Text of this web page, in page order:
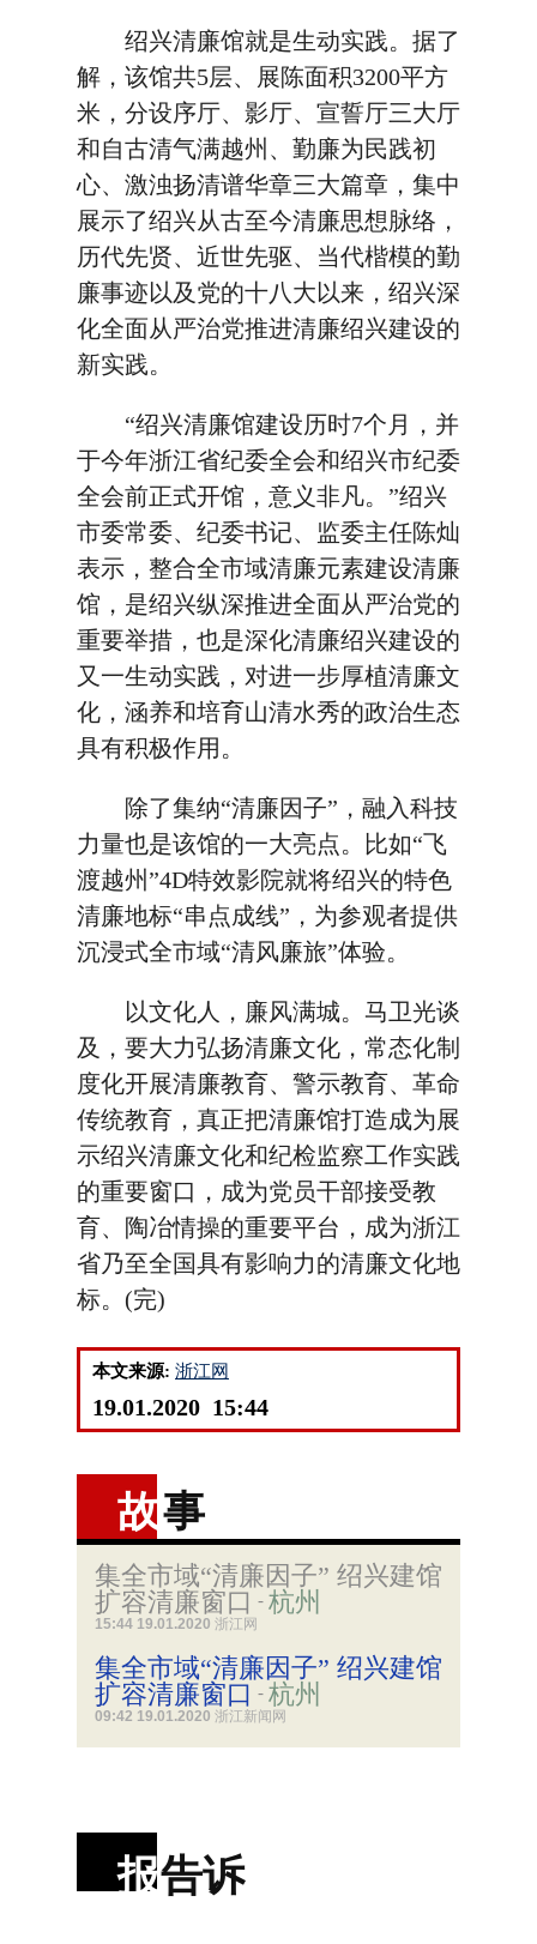
绍兴清廉馆就是生动实践。据了
解，该馆共5层、展陈面积3200平方
米，分设序厅、影厅、宣誓厅三大厅
和自古清气满越州、勤廉为民践初
心、激浊扬清谱华章三大篇章，集中
展示了绍兴从古至今清廉思想脉络，
历代先贤、近世先驱、当代楷模的勤
廉事迹以及党的十八大以来，绍兴深
化全面从严治党推进清廉绍兴建设的
新实践。
“绍兴清廉馆建设历时7个月，并
于今年浙江省纪委全会和绍兴市纪委
全会前正式开馆，意义非凡。”绍兴
市委常委、纪委书记、监委主任陈灿
表示，整合全市域清廉元素建设清廉
馆，是绍兴纵深推进全面从严治党的
重要举措，也是深化清廉绍兴建设的
又一生动实践，对进一步厚植清廉文
化，涵养和培育山清水秀的政治生态
具有积极作用。
除了集纳“清廉因子”，融入科技
力量也是该馆的一大亮点。比如“飞
渡越州”4D特效影院就将绍兴的特色
清廉地标“串点成线”，为参观者提供
沉浸式全市域“清风廉旅”体验。
以文化人，廉风满城。马卫光谈
及，要大力弘扬清廉文化，常态化制
度化开展清廉教育、警示教育、革命
传统教育，真正把清廉馆打造成为展
示绍兴清廉文化和纪检监察工作实践
的重要窗口，成为党员干部接受教
育、陶冶情操的重要平台，成为浙江
省乃至全国具有影响力的清廉文化地
标。(完)
本文来源: 浙江网
19.01.2020 15:44
故事
集全市域“清廉因子” 绍兴建馆
扩容清廉窗口 - 杭州
15:44 19.01.2020 浙江网
集全市域“清廉因子” 绍兴建馆
扩容清廉窗口 - 杭州
09:42 19.01.2020 浙江新闻网
报告诉